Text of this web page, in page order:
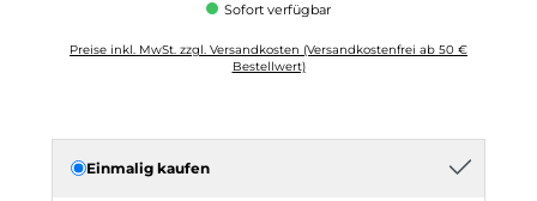
Sofort verfügbar
Preise inkl. MwSt. zzgl. Versandkosten (Versandkostenfrei ab 50 €
Bestellwert)
Einmalig kaufen